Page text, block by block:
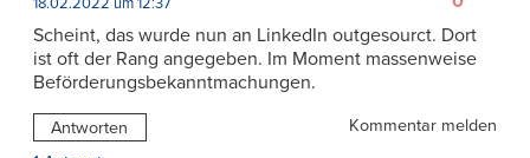
18.02.2022 um 12:37
Scheint, das wurde nun an LinkedIn outgesourct. Dort
ist oft der Rang angegeben. Im Moment massenweise
Beförderungsbekanntmachungen.
Antworten
Kommentar melden